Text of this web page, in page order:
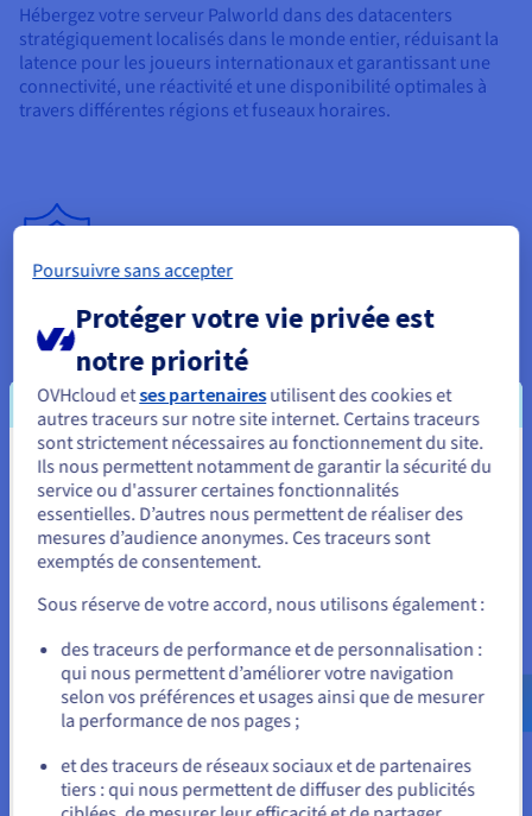
Protection DDoS intégrée
Protégez votre serveur Palworld contre les attaques DDoS
avec notre Game DDoS Protection, atténuant
automatiquement les menaces tout en maintenant une faible
latence et en préservant une expérience de jeu multijoueur
fluide.
Hébergez votre serveur Palworld dans des datacenters
stratégiquement localisés dans le monde entier, réduisant la
latence pour les joueurs internationaux et garantissant une
connectivité, une réactivité et une disponibilité optimales à
travers différentes régions et fuseaux horaires.
Pourquoi choisir l'hébergement
dédié pour Palworld ?
Vous semblez être localisé en États-
Unis.
Pour commander, rendez-vous sur le site de votre pays (États-
Unis) et créez un compte.
us.ovhcloud.com/bare-metal Anglais
USD -
$
Rester sur le site actuel
Poursuivre sans accepter
Protéger votre vie privée est
notre priorité
OVHcloud etses partenairesutilisent des cookies et
autres traceurs sur notre site internet. Certains traceurs
sont strictement nécessaires au fonctionnement du site.
Ils nous permettent notamment de garantir la sécurité du
service ou d'assurer certaines fonctionnalités
essentielles. D’autres nous permettent de réaliser des
mesures d’audience anonymes. Ces traceurs sont
exemptés de consentement.
Sous réserve de votre accord, nous utilisons également :
des traceurs de performance et de personnalisation :
qui nous permettent d’améliorer votre navigation
selon vos préférences et usages ainsi que de mesurer
la performance de nos pages ;
et des traceurs de réseaux sociaux et de partenaires
tiers : qui nous permettent de diffuser des publicités